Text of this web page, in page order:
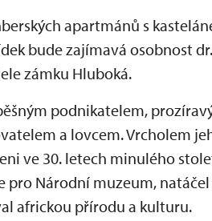
apartmánů s
bude zajímavá osobnost
zámku Hluboká.
podnikatelem,
a lovcem. Vrcholem
ve 30. letech minulého
pro Národní muzeum,
africkou přírodu a kulturu.